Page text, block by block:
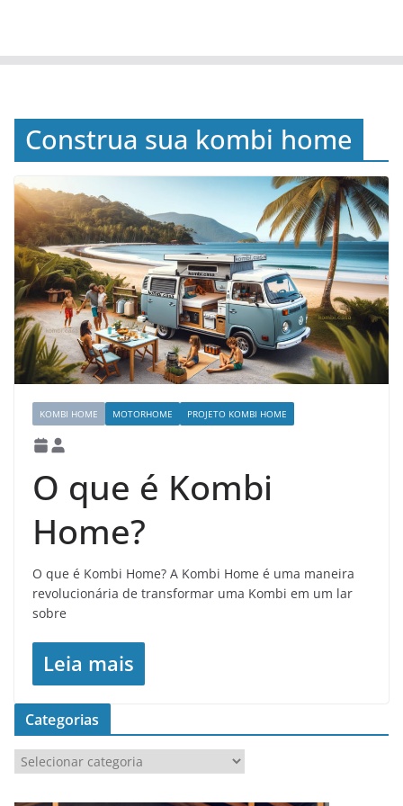
Construa sua kombi home
KOMBI HOME MOTORHOME PROJETO KOMBI HOME
O que é Kombi
Home?
O que é Kombi Home? A Kombi Home é uma maneira
revolucionária de transformar uma Kombi em um lar
sobre
Leia mais
Categorias
a